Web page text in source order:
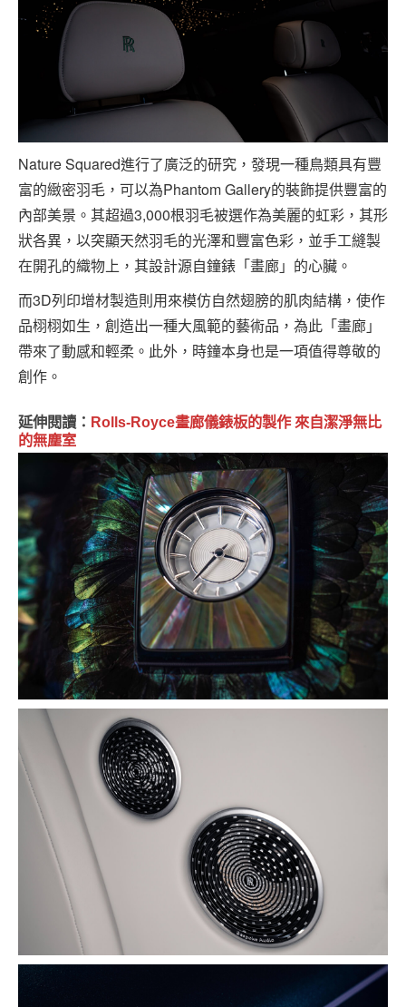
Nature Squared進行了廣泛的研究，發現一種鳥類具有豐
富的緻密羽毛，可以為Phantom Gallery的裝飾提供豐富的
內部美景。其超過3,000根羽毛被選作為美麗的虹彩，其形
狀各異，以突顯天然羽毛的光澤和豐富色彩，並手工縫製
在開孔的織物上，其設計源自鐘錶「畫廊」的心臟。
而3D列印增材製造則用來模仿自然翅膀的肌肉結構，使作
品栩栩如生，創造出一種大風範的藝術品，為此「畫廊」
帶來了動感和輕柔。此外，時鐘本身也是一項值得尊敬的
創作。
延伸閱讀： Rolls-Royce畫廊儀錶板的製作 來自潔淨無比
的無塵室